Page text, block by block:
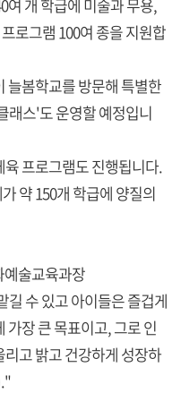
개 학급에 미술과 무용,
로그램 100여 종을 지원합
늘봄학교를 방문해 특별한
래스'도 운영할 예정입니
프로그램도 진행됩니다.
약 150개 학급에 양질의
예술교육과장
수 있고 아이들은 즐겁게
장 큰 목표이고, 그로 인
고 밝고 건강하게 성장하